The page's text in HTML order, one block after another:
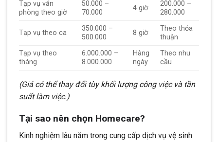
Tạp vụ văn
phòng theo giờ
50.000 –
70.000
4 giờ
200.000 –
280.000
Tạp vụ theo ca
350.000 –
500.000
8 giờ
Theo thỏa
thuận
Tạp vụ theo
tháng
6.000.000 –
8.000.000
Hàng
ngày
Theo nhu
cầu
(Giá có thể thay đổi tùy khối lượng công việc và tần
suất làm việc.)
Tại sao nên chọn Homecare?
Kinh nghiệm lâu năm trong cung cấp dịch vụ vệ sinh